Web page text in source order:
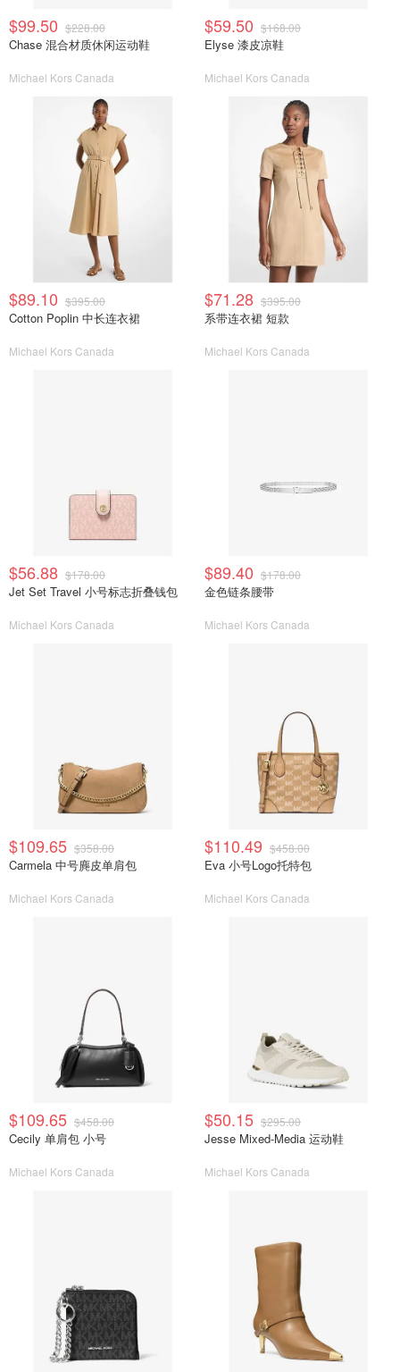
$99.50 $228.00
Chase 混合材质休闲运动鞋
Michael Kors Canada
$59.50 $168.00
Elyse 漆皮凉鞋
Michael Kors Canada
$89.10 $395.00
Cotton Poplin 中长连衣裙
Michael Kors Canada
$71.28 $395.00
系带连衣裙 短款
Michael Kors Canada
$56.88 $178.00
Jet Set Travel 小号标志折叠钱包
Michael Kors Canada
$89.40 $178.00
金色链条腰带
Michael Kors Canada
$109.65 $358.00
Carmela 中号麂皮单肩包
Michael Kors Canada
$110.49 $458.00
Eva 小号Logo托特包
Michael Kors Canada
$109.65 $458.00
Cecily 单肩包 小号
Michael Kors Canada
$50.15 $295.00
Jesse Mixed-Media 运动鞋
Michael Kors Canada